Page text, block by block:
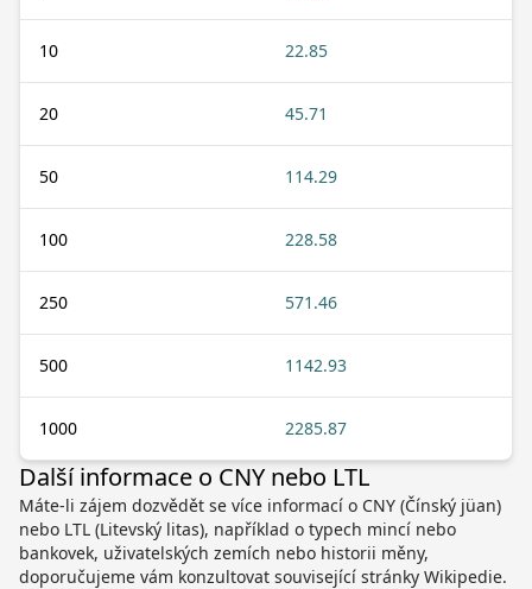
10 22.85
20 45.71
50 114.29
100 228.58
250 571.46
500 1142.93
1000 2285.87
Další informace o CNY nebo LTL
Máte-li zájem dozvědět se více informací o CNY (Čínský jüan)
nebo LTL (Litevský litas), například o typech mincí nebo
bankovek, uživatelských zemích nebo historii měny,
doporučujeme vám konzultovat související stránky Wikipedie.